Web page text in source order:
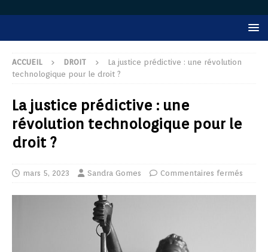
ACCUEIL DROIT
La justice prédictive : une révolution
technologique pour le droit ?
La justice prédictive : une
révolution technologique pour le
droit ?
mars 5, 2023 Sandra Gomes Commentaires fermés